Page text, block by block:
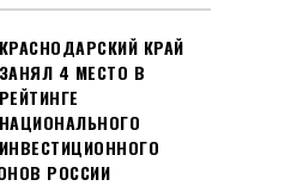
КРАСНОДАРСКИЙ КРАЙ
ЗАНЯЛ 4 МЕСТО В
РЕЙТИНГЕ
НАЦИОНАЛЬНОГО
ИНВЕСТИЦИОННОГО
РОССИИ